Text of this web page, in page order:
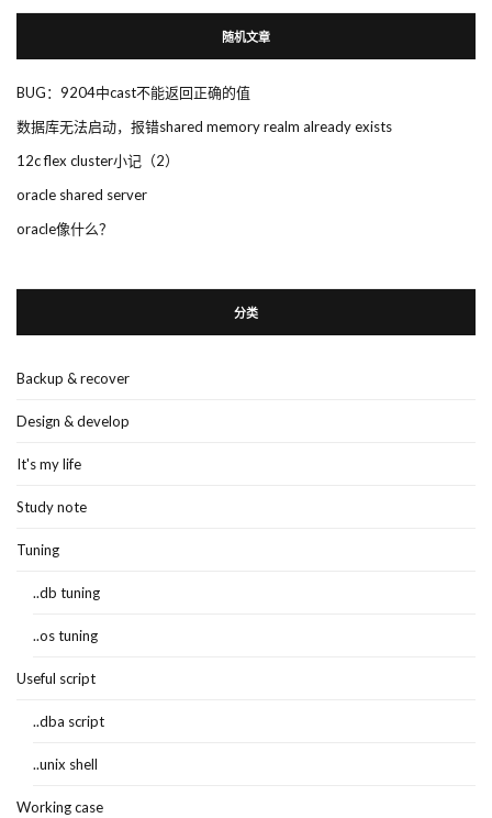
随机文章
BUG：9204中cast不能返回正确的值
数据库无法启动，报错shared memory realm already exists
12c flex cluster小记（2）
oracle shared server
oracle像什么？
分类
Backup & recover
Design & develop
It's my life
Study note
Tuning
..db tuning
..os tuning
Useful script
..dba script
..unix shell
Working case